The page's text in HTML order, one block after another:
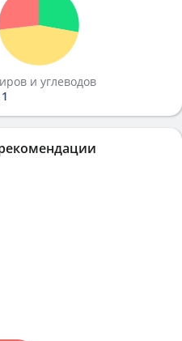
и углеводов